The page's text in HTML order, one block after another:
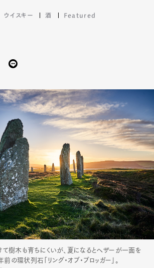
ウイスキー 酒 Featured
樹木も育ちにくいが、夏になるとヘザーが一面を
の環状列石「リング・オブ・ブロッガー」。